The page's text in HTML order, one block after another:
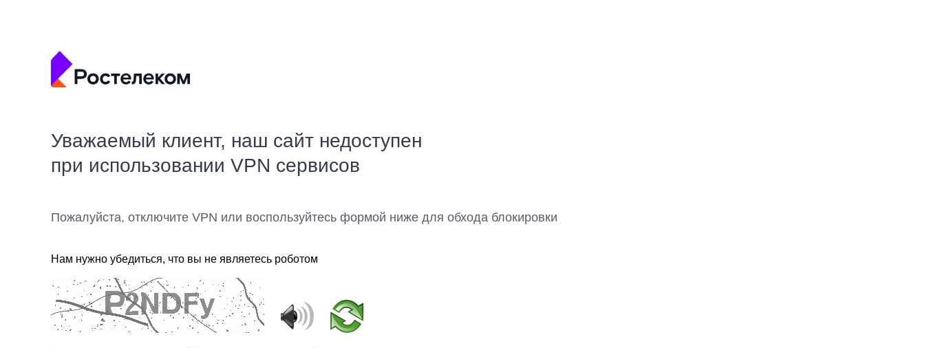
Уважаемый клиент, наш сайт недоступен
при использовании VPN сервисов
Пожалуйста, отключите VPN или воспользуйтесь формой ниже для обхода блокировки
Нам нужно убедиться, что вы не являетесь роботом